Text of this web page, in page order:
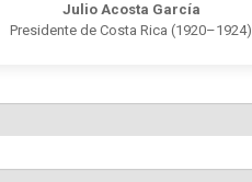
Julio Acosta García
Presidente de Costa Rica (1920–1924)